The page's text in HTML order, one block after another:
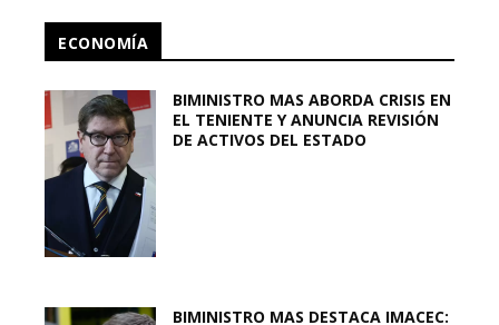
ECONOMÍA
BIMINISTRO MAS ABORDA CRISIS EN
EL TENIENTE Y ANUNCIA REVISIÓN
DE ACTIVOS DEL ESTADO
BIMINISTRO MAS DESTACA IMACEC: